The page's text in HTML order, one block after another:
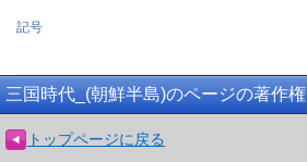
記号
三国時代_(朝鮮半島)のページの著作権
トップページに戻る